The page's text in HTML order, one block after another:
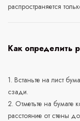
распространяется
Как определить
1. Встаньте на лист
сзади.
2. Отметьте на бумаге
расстояние от стены